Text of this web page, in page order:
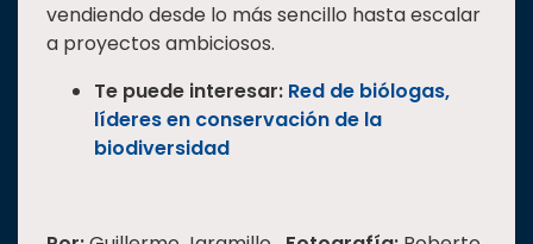
vendiendo desde lo más sencillo hasta escalar
a proyectos ambiciosos.
Te puede interesar: Red de biólogas,
líderes en conservación de la
biodiversidad